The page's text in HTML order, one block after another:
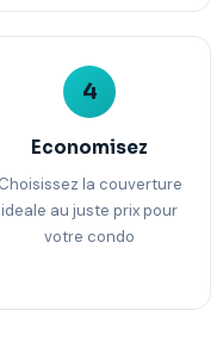
4
Economisez
Choisissez la couverture
ideale au juste prix pour
votre condo